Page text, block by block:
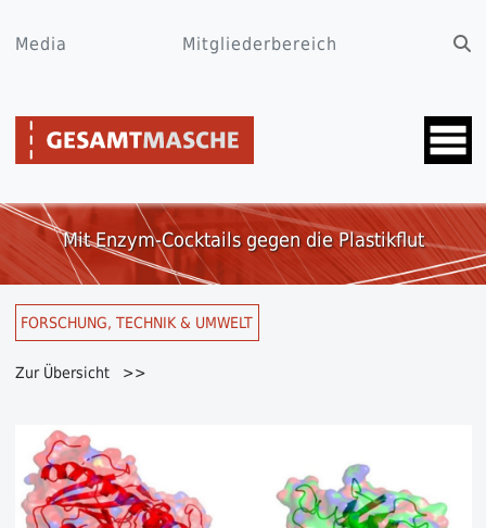
Media Mitgliederbereich
Mit Enzym-Cocktails gegen die Plastikflut
FORSCHUNG, TECHNIK & UMWELT
Zur Übersicht >>